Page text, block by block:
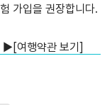
가입을 권장합니다.
▶ [여행약관 보기]